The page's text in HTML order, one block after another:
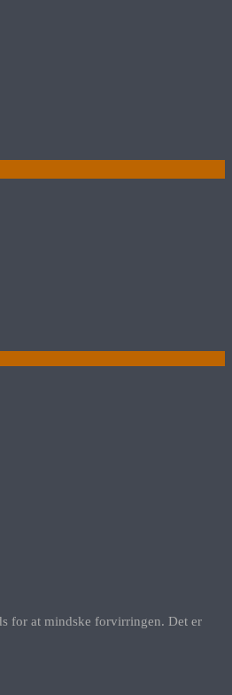
for at mindske forvirringen. Det er